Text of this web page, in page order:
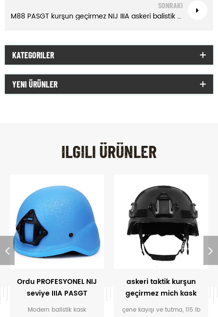
SONRAKI
M88 PASGT kurşun geçirmez NIJ IIIA askeri balistik kask
KATEGORILER
YENI ÜRÜNLER
ILGILI ÜRÜNLER
Ordu PROFESYONEL NIJ
seviye IIIA PASGT
kurşun geçirmez
Modern balistik kask
askeri taktik kurşun
geçirmez mich kask
çene kayışı ve tutma, 115 lb